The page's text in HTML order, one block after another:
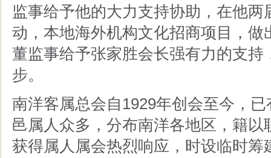
监事给予他的大力支持协助，在他
动，本地海外机构文化招商项目，
董监事给予张家胜会长强有力的支
步。
南洋客属总会自1929年创会至今，
邑属人众多，分布南洋各地区，籍
获得属人属会热烈响应，时设临时